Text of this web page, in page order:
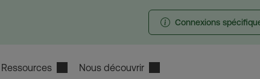
Connexions
Ressources Nous découvrir